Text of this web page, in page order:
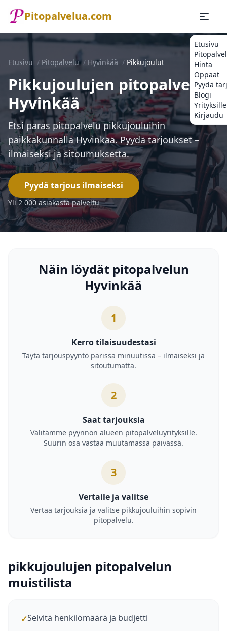
Pitopalvelua.com
Etusivu
Hinta
Oppaat
Pyydä
Blogi
Yrityksille
Kirjaudu
Etusivu / Pitopalvelu / Hyvinkää / Pikkujoulut
Pikkujoulujen pitopalvelu
Hyvinkää
Etsi paras pitopalvelu pikkujouluihin
paikkakunnalla Hyvinkää. Pyydä tarjoukset –
ilmaiseksi ja sitoumuksetta.
Pyydä tarjous ilmaiseksi
Yli 2 000 asiakasta palveltu
Näin löydät pitopalvelun
Hyvinkää
1
Kerro tilaisuudestasi
Täytä tarjouspyyntö parissa minuutissa – ilmaiseksi ja
sitoutumatta.
2
Saat tarjouksia
Välitämme pyynnön alueen pitopalveluyrityksille.
Suurin osa vastaa muutamassa päivässä.
3
Vertaile ja valitse
Vertaa tarjouksia ja valitse pikkujouluihin sopivin
pitopalvelu.
pikkujoulujen pitopalvelun
muistilista
✓Selvitä henkilömäärä ja budjetti